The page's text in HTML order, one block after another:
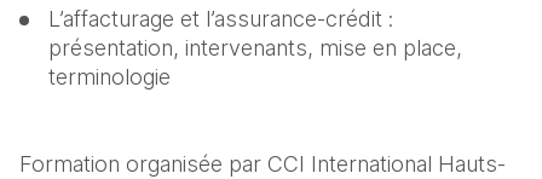
L’affacturage et l’assurance-crédit :
présentation, intervenants, mise en place,
terminologie
Formation organisée par CCI International Hauts-